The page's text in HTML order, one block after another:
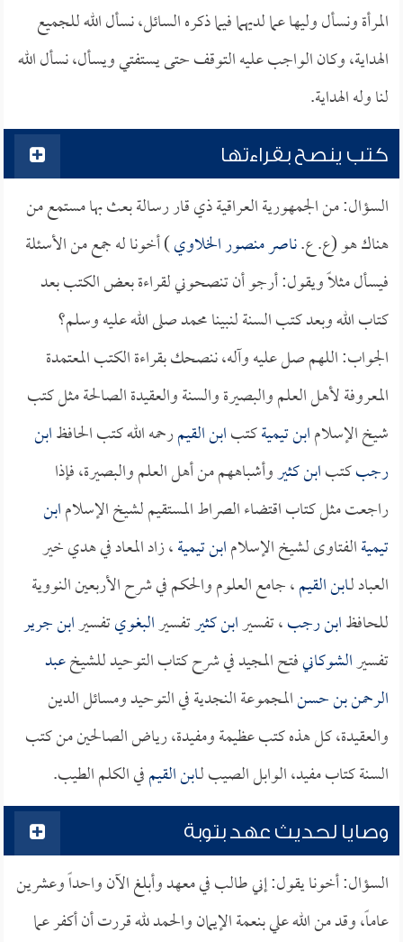
المرأة ونسأل وليها عما لديهما فيما ذكره السائل، نسأل الله للجميع
الهداية، وكان الواجب عليه التوقف حتى يستفتي ويسأل، نسأل الله
لنا وله الهداية.
كتب ينصح بقراءتها
السؤال: من الجمهورية العراقية ذي قار رسالة بعث بها مستمع من
هناك هو (ع. ع.ناصر منصور الخلاوي) أخونا له جمع من الأسئلة
فيسأل مثلاً ويقول: أرجو أن تنصحوني لقراءة بعض الكتب بعد
كتاب الله وبعد كتب السنة لنبينا محمد صلى الله عليه وسلم؟
الجواب: اللهم صل عليه وآله، ننصحك بقراءة الكتب المعتمدة
المعروفة لأهل العلم والبصيرة والسنة والعقيدة الصالحة مثل كتب
شيخ الإسلامابن تيميةكتبابن القيمرحمه الله كتب الحافظابن
رجبكتبابن كثيروأشباههم من أهل العلم والبصيرة، فإذا
راجعت مثل كتاب اقتضاء الصراط المستقيم لشيخ الإسلامابن
تيميةالفتاوى لشيخ الإسلامابن تيمية، زاد المعاد في هدي خير
العباد لـابن القيم، جامع العلوم والحكم في شرح الأربعين النووية
للحافظابن رجب، تفسيرابن كثيرتفسيرالبغويتفسيرابن جرير
تفسيرالشوكانيفتح المجيد في شرح كتاب التوحيد للشيخعبد
الرحمن بن حسنالمجموعة النجدية في التوحيد ومسائل الدين
والعقيدة، كل هذه كتب عظيمة ومفيدة، رياض الصالحين من كتب
السنة كتاب مفيد، الوابل الصيب لـابن القيمفي الكلم الطيب.
وصايا لحديث عهد بتوبة
السؤال: أخونا يقول: إني طالب في معهد وأبلغ الآن واحداً وعشرين
عاماً، وقد من الله علي بنعمة الإيمان والحمد لله قررت أن أكفر عما